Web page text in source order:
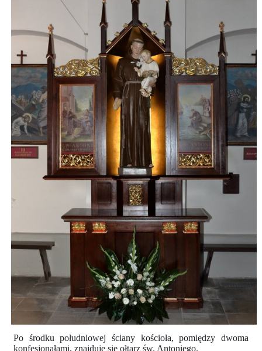
Po środku południowej ściany kościoła, pomiędzy dwoma
konfesjonałami, znajduje się ołtarz św. Antoniego.